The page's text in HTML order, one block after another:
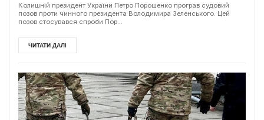
Колишній президент України Петро Порошенко програв судовий
позов проти чинного президента Володимира Зеленського. Цей
позов стосувався спроби Пор...
ЧИТАТИ ДАЛІ